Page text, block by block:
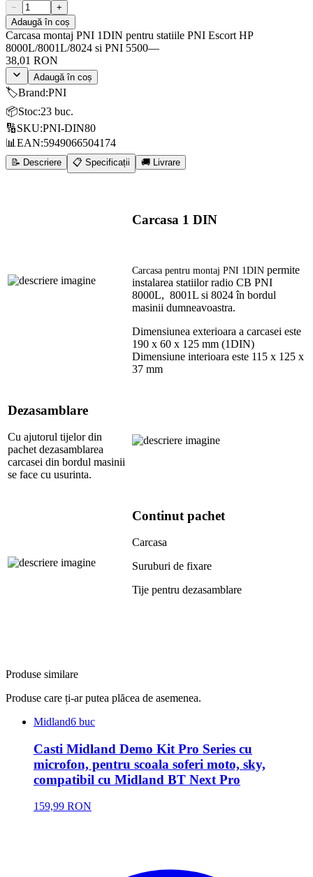
−
+
Adaugă în coș
Carcasa montaj PNI 1DIN pentru statiile PNI Escort HP
8000L/8001L/8024 si PNI 5500—
38,01 RON
Adaugă în coș
🏷️Brand:PNI
📦Stoc:23 buc.
🔢SKU:PNI-DIN80
📊 EAN:5949066504174
📝 Descriere 📋 Specificații 🚚 Livrare
Carcasa 1 DIN
Carcasa pentru montaj PNI 1DIN permite
instalarea statiilor radio CB PNI
8000L, 8001L si 8024 în bordul
masinii dumneavoastra.
Dimensiunea exterioara a carcasei este
190 x 60 x 125 mm (1DIN)
Dimensiune interioara este 115 x 125 x
37 mm
Dezasamblare
Cu ajutorul tijelor din
pachet dezasamblarea
carcasei din bordul masinii
se face cu usurinta.
Continut pachet
Carcasa
Suruburi de fixare
Tije pentru dezasamblare
Produse similare
Produse care ți-ar putea plăcea de asemenea.
Midland6 buc
Casti Midland Demo Kit Pro Series cu
microfon, pentru scoala soferi moto, sky,
compatibil cu Midland BT Next Pro
159,99 RON